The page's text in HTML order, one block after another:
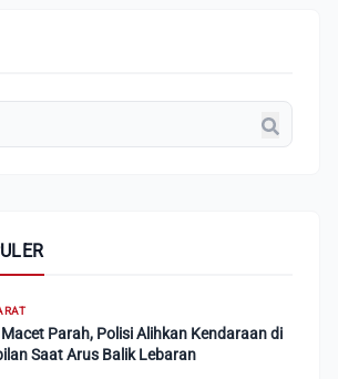
Parah, Polisi Alihkan Kendaraan di
Saat Arus Balik Lebaran